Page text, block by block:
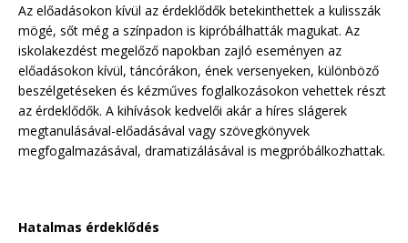
Az előadásokon kívül az érdeklődők betekinthettek a kulisszák
mögé, sőt még a színpadon is kipróbálhatták magukat. Az
iskolakezdést megelőző napokban zajló eseményen az
előadásokon kívül, táncórákon, ének versenyeken, különböző
beszélgetéseken és kézműves foglalkozásokon vehettek részt
az érdeklődők. A kihívások kedvelői akár a híres slágerek
megtanulásával-előadásával vagy szövegkönyvek
megfogalmazásával, dramatizálásával is megpróbálkozhattak.
Hatalmas érdeklődés